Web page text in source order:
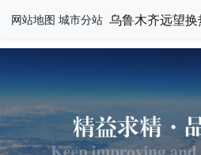
网站地图 城市分站 乌鲁木齐远望